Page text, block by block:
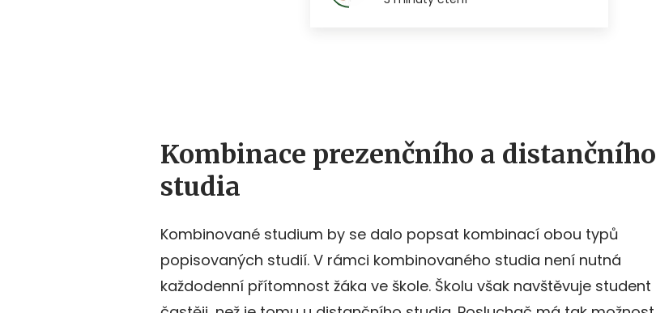
Kombinace prezenčního a distančního
studia
Kombinované studium by se dalo popsat kombinací obou typů
popisovaných studií. V rámci kombinovaného studia není nutná
každodenní přítomnost žáka ve škole. Školu však navštěvuje student